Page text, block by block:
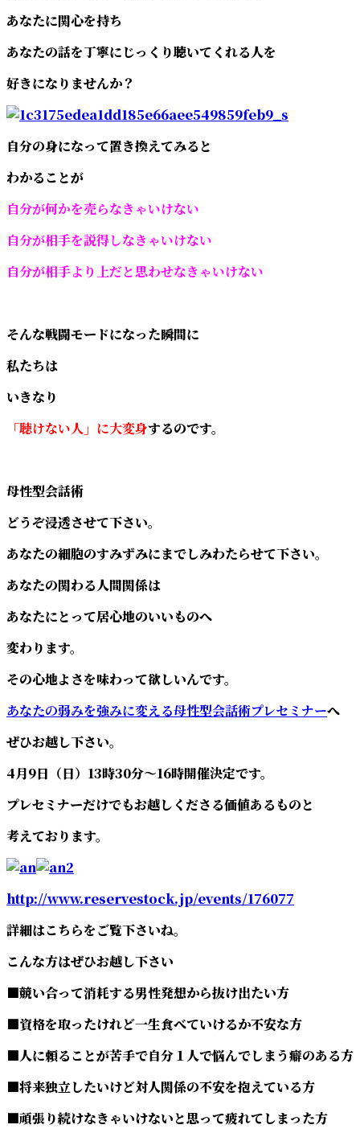
あなたに関心を持ち
あなたの話を丁寧にじっくり聴いてくれる人を
好きになりませんか？
自分の身になって置き換えてみると
わかることが
自分が何かを売らなきゃいけない
自分が相手を説得しなきゃいけない
自分が相手より上だと思わせなきゃいけない
そんな戦闘モードになった瞬間に
私たちは
いきなり
「聴けない人」に大変身するのです。
母性型会話術
どうぞ浸透させて下さい。
あなたの細胞のすみずみにまでしみわたらせて下さい。
あなたの関わる人間関係は
あなたにとって居心地のいいものへ
変わります。
その心地よさを味わって欲しいんです。
あなたの弱みを強みに変える母性型会話術プレセミナーへ
ぜひお越し下さい。
4月9日（日）13時30分～16時開催決定です。
プレセミナーだけでもお越しくださる価値あるものと
考えております。
http://www.reservestock.jp/events/176077
詳細はこちらをご覧下さいね。
こんな方はぜひお越し下さい
■競い合って消耗する男性発想から抜け出たい方
■資格を取ったけれど一生食べていけるか不安な方
■人に頼ることが苦手で自分１人で悩んでしまう癖のある方
■将来独立したいけど対人関係の不安を抱えている方
■頑張り続けなきゃいけないと思って疲れてしまった方